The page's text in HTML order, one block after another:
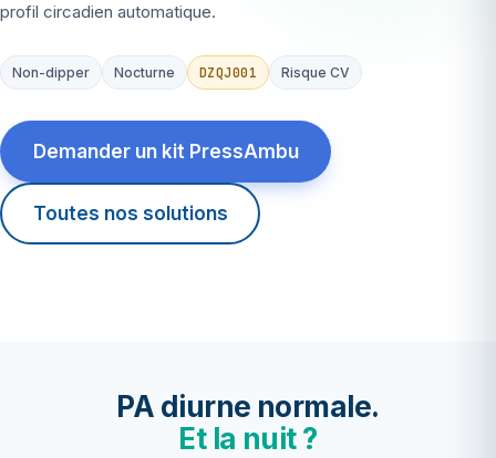
profil circadien automatique.
Non-dipper Nocturne DZQJ001 Risque CV
Demander un kit PressAmbu
Toutes nos solutions
PA diurne normale.
Et la nuit ?